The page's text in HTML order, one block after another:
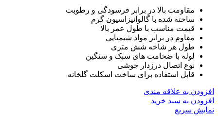
مقاومت بالا در برابر فرسودگی و رطوبت
ساخته شده با گالوانیزاسیون گرم
قیمت مناسب با طول عمر بالا
مقاوم در برابر مواد شیمیایی
طول هر شاخه شش متری
لوله با ضخامت های سبک و سنگین
نوع اتصال درزدار جوشی
قابل استفاده برای ساخت اسکلت گلخانه
افزودن به علاقه مندی
افزودن به سبد خرید
نمایش سریع